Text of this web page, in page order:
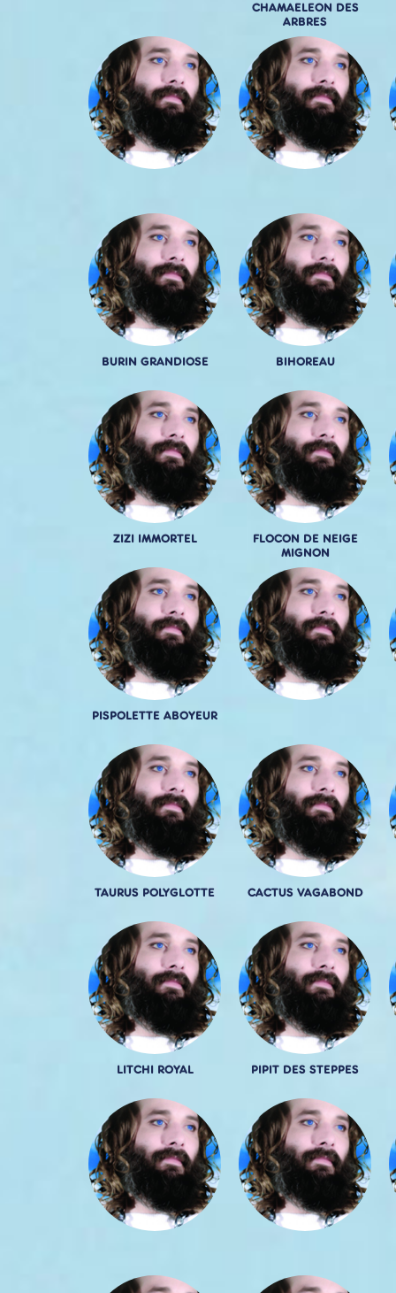
CHAMAELEON DES
ARBRES
BURIN GRANDIOSE BIHOREAU
ZIZI IMMORTEL
FLOCON DE NEIGE
MIGNON
PISPOLETTE ABOYEUR
TAURUS POLYGLOTTE CACTUS VAGABOND
LITCHI ROYAL PIPIT DES STEPPES